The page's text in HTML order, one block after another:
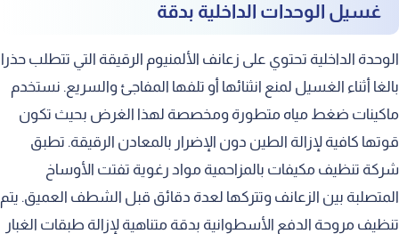
غسيل الوحدات الداخلية بدقة
الوحدة الداخلية تحتوي على زعانف الألمنيوم الرقيقة التي تتطلب حذرا
بالغا أثناء الغسيل لمنع انثنائها أو تلفها المفاجئ والسريع. نستخدم
ماكينات ضغط مياه متطورة ومخصصة لهذا الغرض بحيث تكون
قوتها كافية لإزالة الطين دون الإضرار بالمعادن الرقيقة. تطبق
شركة تنظيف مكيفات بالمزاحمية مواد رغوية تفتت الأوساخ
المتصلبة بين الزعانف وتتركها لعدة دقائق قبل الشطف العميق. يتم
تنظيف مروحة الدفع الأسطوانية بدقة متناهية لإزالة طبقات الغبار